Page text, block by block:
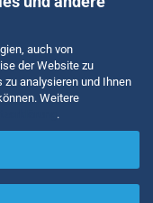
auch von
der Website zu
analysieren und Ihnen
Weitere
.